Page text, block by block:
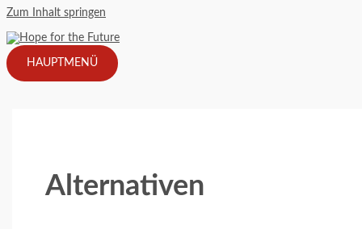
Zum Inhalt springen
HAUPTMENÜ
Alternativen